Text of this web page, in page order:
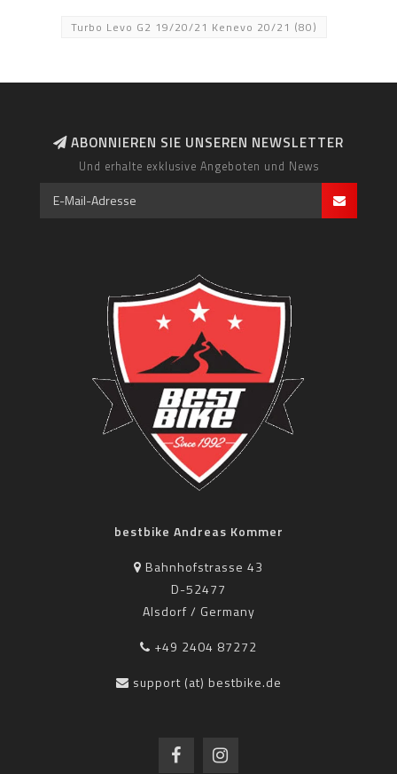
Turbo Levo G2 19/20/21 Kenevo 20/21 (80)
ABONNIEREN SIE UNSEREN NEWSLETTER
Und erhalte exklusive Angeboten und News
bestbike Andreas Kommer
Bahnhofstrasse 43
D-52477
Alsdorf / Germany
+49 2404 87272
support (at) bestbike.de